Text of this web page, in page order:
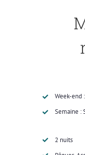
Week-end
Semaine :
2 nuits